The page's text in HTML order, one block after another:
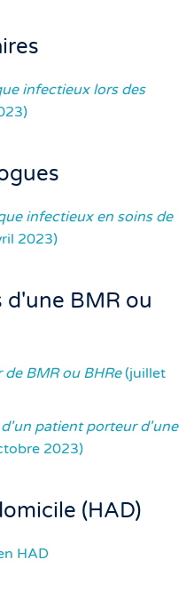
infectieux lors des
infectieux en soins de
2023)
BMR ou
BMR ou BHRe(juillet
patient porteur d'une
2023)
(HAD)
HAD